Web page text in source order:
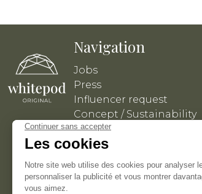
Navigation
Jobs
Press
Influencer request
Concept / Sustainability
Politique de
Conditions générales